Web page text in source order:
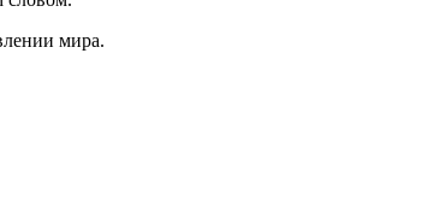
мира.